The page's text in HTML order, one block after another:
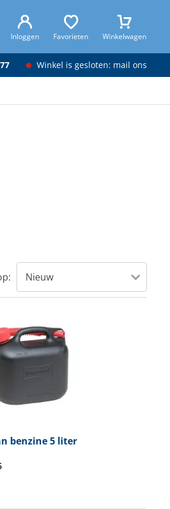
Inloggen Favorieten Winkelwagen
Winkel is gesloten: mail ons
benzine 5 liter